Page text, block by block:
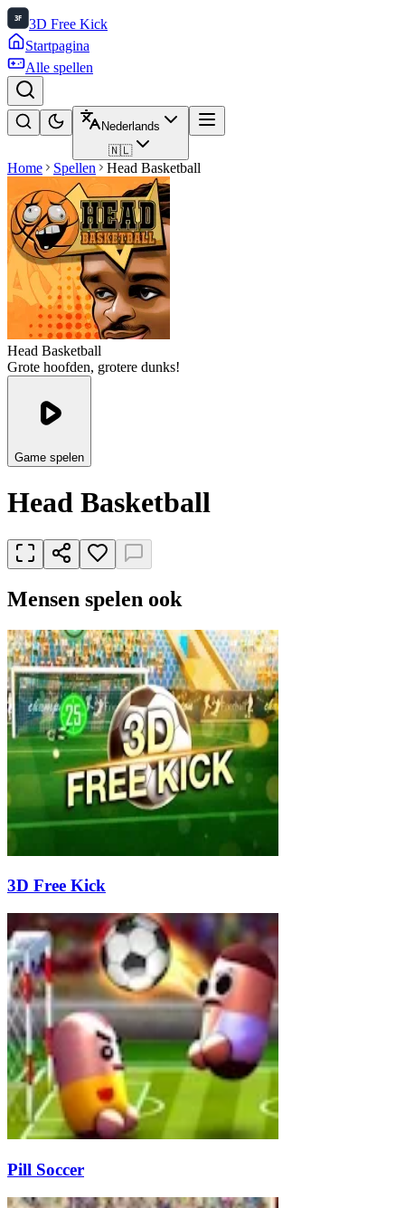
3D Free Kick
Startpagina
Alle spellen
Nederlands
🇳🇱
Home Spellen Head Basketball
Head Basketball
Grote hoofden, grotere dunks!
Game spelen
Head Basketball
Mensen spelen ook
3D Free Kick
Pill Soccer